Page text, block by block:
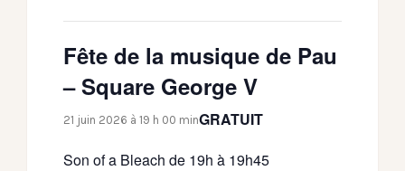
Fête de la musique de Pau
– Square George V
21 juin 2026 à 19 h 00 minGRATUIT
Son of a Bleach de 19h à 19h45